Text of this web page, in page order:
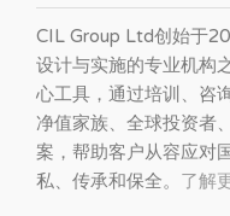
CIL Group Ltd创始于
设计与实施的专业机构
心工具，通过培训、咨
净值家族、全球投资者
案，帮助客户从容应对
私、传承和保全。 了解